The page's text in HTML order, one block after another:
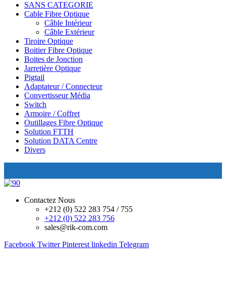
SANS CATEGORIE
Cable Fibre Optique
Câble Intérieur
Câble Extérieur
Tiroire Optique
Boitier Fibre Optique
Boites de Jonction
Jarretière Optique
Pigtail
Adaptateur / Connecteur
Convertisseur Média
Switch
Armoire / Coffret
Outillages Fibre Optique
Solution FTTH
Solution DATA Centre
Divers
Contactez Nous
+212 (0) 522 283 754 / 755
+212 (0) 522 283 756
sales@rik-com.com
Facebook Twitter Pinterest linkedin Telegram